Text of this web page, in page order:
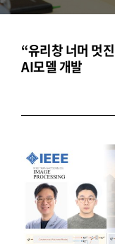
“유리창 너머 멋
AI모델 개발